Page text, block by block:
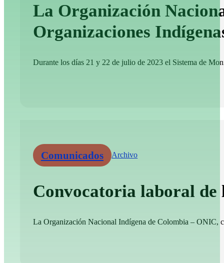
La Organización
Organizaciones
Durante los días 21 y 22 de julio de 2023 el Sistema de
Comunicados Archivo
Convocatoria laboral
La Organización Nacional Indígena de Colombia – ONIC,